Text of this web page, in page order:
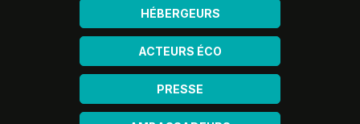
HÉBERGEURS
ACTEURS ÉCO
PRESSE